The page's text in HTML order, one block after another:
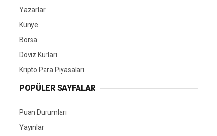
Yazarlar
Künye
Borsa
Döviz Kurları
Kripto Para Piyasaları
POPÜLER SAYFALAR
Puan Durumları
Yayınlar